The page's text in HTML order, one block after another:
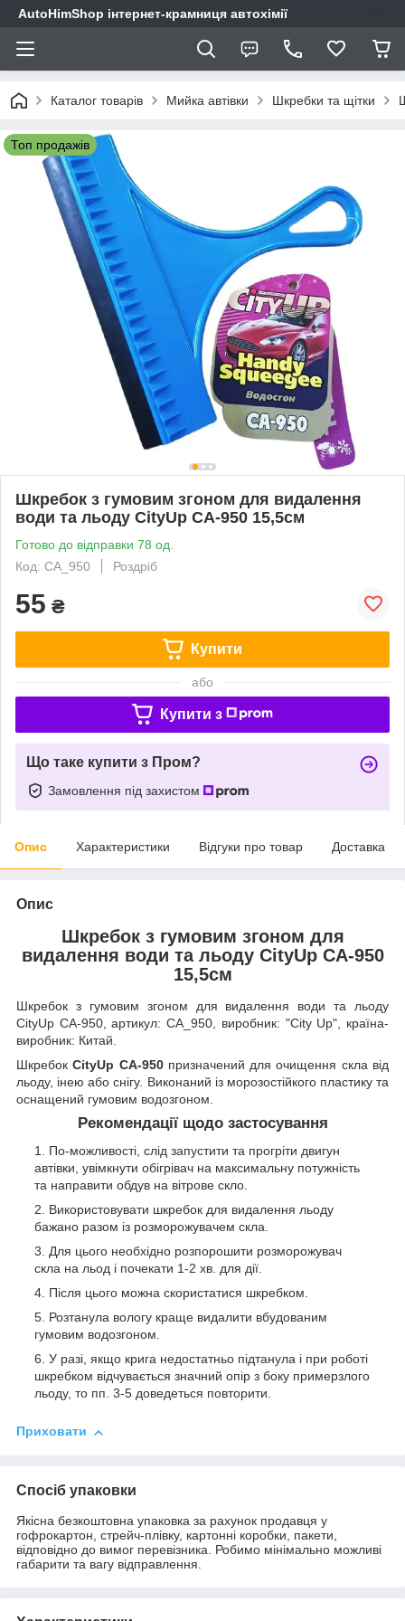
AutoHimShop інтернет-крамниця автохімії
Каталог товарів Мийка автівки Шкребки та щітки
Топ продажів
Шкребок з гумовим згоном для видалення
води та льоду CityUp CA-950 15,5см
Готово до відправки 78 од.
Код: CA_950
Роздріб
55 ₴
Купити
або
Купити з
Що таке купити з Пром?
Замовлення під захистом
Опис Характеристики Відгуки про товар Доставка
Опис
Шкребок з гумовим згоном для
видалення води та льоду CityUp CA-950
15,5см
Шкребок з гумовим згоном для видалення води та льоду
CityUp CA-950, артикул: CA_950, виробник: "City Up", країна-
виробник: Китай.
ШкребокCityUp CA-950призначений для очищення скла від
льоду, інею або снігу. Виконаний із морозостійкого пластику та
оснащений гумовим водозгоном.
Рекомендації щодо застосування
По-можливості, слід запустити та прогріти двигун
автівки, увімкнути обігрівач на максимальну потужність
та направити обдув на вітрове скло.
Використовувати шкребок для видалення льоду
бажано разом із розморожувачем скла.
Для цього необхідно розпорошити розморожувач
скла на льод і почекати 1-2 хв. для дії.
Після цього можна скористатися шкребком.
Розтанула вологу краще видалити вбудованим
гумовим водозгоном.
У разі, якщо крига недостатньо підтанула і при роботі
шкребком відчувається значний опір з боку примерзлого
льоду, то пп. 3-5 доведеться повторити.
Приховати
Спосіб упаковки
Якісна безкоштовна упаковка за рахунок продавця у
гофрокартон, стрейч-плівку, картонні коробки, пакети,
відповідно до вимог перевізника. Робимо мінімально можливі
габарити та вагу відправлення.